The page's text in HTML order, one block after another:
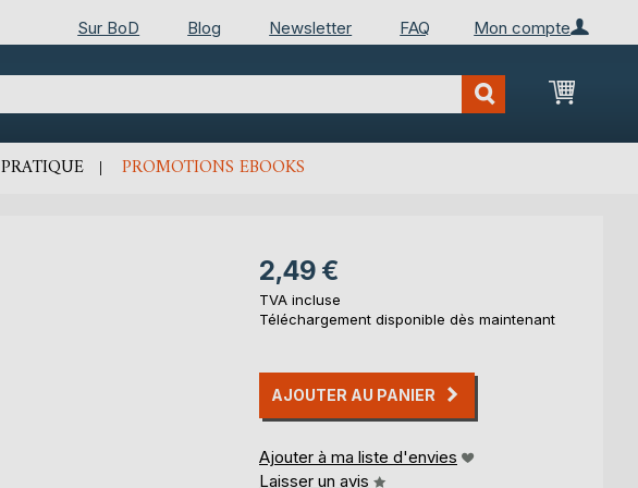
Mon compte
Sur BoD Blog Newsletter FAQ
Mon
PRATIQUE PROMOTIONS EBOOKS
2,49 €
TVA incluse
Téléchargement disponible dès maintenant
AJOUTER AU PANIER
Ajouter à ma liste d'envies
Laisser un avis